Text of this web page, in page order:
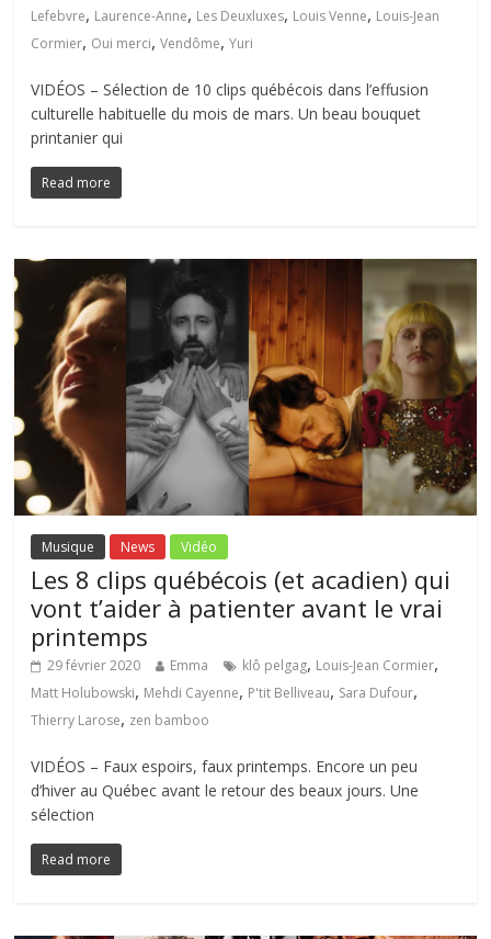
Lefebvre, Laurence-Anne, Les Deuxluxes, Louis Venne, Louis-Jean
Cormier, Oui merci,Vendôme,Yuri
VIDÉOS – Sélection de 10 clips québécois dans l’effusion
culturelle habituelle du mois de mars. Un beau bouquet
printanier qui
Read more
Musique News Vidéo
Les 8 clips québécois (et acadien) qui
vont t’aider à patienter avant le vrai
printemps
29 février 2020 Emma klô pelgag, Louis-Jean Cormier,
Matt Holubowski, Mehdi Cayenne, P'tit Belliveau, Sara Dufour,
Thierry Larose, zen bamboo
VIDÉOS – Faux espoirs, faux printemps. Encore un peu
d’hiver au Québec avant le retour des beaux jours. Une
sélection
Read more